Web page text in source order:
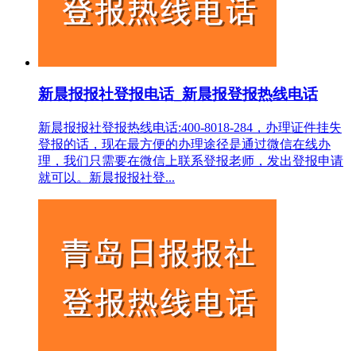
新晨报报社登报电话_新晨报登报热线电话
新晨报报社登报热线电话:400-8018-284，办理证件挂失
登报的话，现在最方便的办理途径是通过微信在线办
理，我们只需要在微信上联系登报老师，发出登报申请
就可以。新晨报报社登...